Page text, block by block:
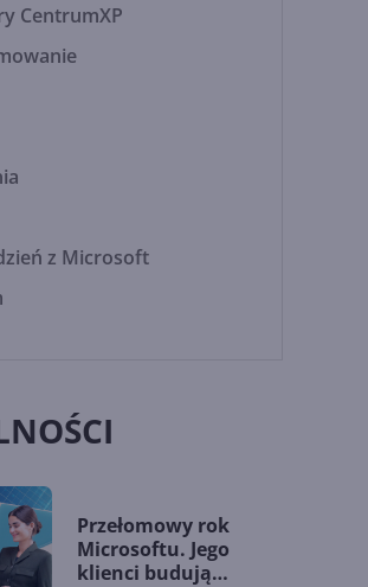
CentrumXP
z Microsoft
Przełomowy rok
Microsoftu. Jego
klienci budują